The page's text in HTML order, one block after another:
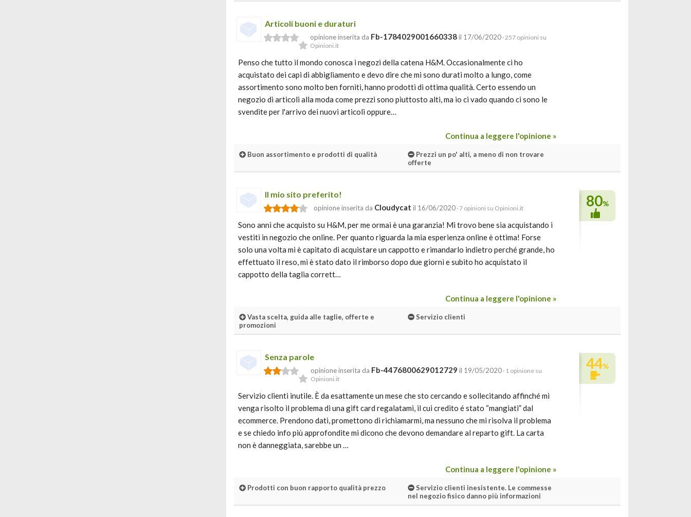
Articoli buoni e duraturi
opinione inserita da Fb-1784029001660338il 17/06/2020· 257 opinioni su
Opinioni.it
Penso che tutto il mondo conosca i negozi della catena H&M. Occasionalmente ci ho
acquistato dei capi di abbigliamento e devo dire che mi sono durati molto a lungo, come
assortimento sono molto ben forniti, hanno prodotti di ottima qualità. Certo essendo un
negozio di articoli alla moda come prezzi sono piuttosto alti, ma io ci vado quando ci sono le
svendite per l'arrivo dei nuovi articoli oppure…
Continua a leggere l'opinione »
Buon assortimento e prodotti di qualità
Prezzi un po' alti, a meno di non trovare
offerte
Il mio sito preferito!
opinione inserita da Cloudycat il 16/06/2020 · 7 opinioni su Opinioni.it
Sono anni che acquisto su H&M, per me ormai è una garanzia! Mi trovo bene sia acquistando i
vestiti in negozio che online. Per quanto riguarda la mia esperienza online è ottima! Forse
solo una volta mi è capitato di acquistare un cappotto e rimandarlo indietro perché grande, ho
effettuato il reso, mi è stato dato il rimborso dopo due giorni e subito ho acquistato il
cappotto della taglia corrett…
Continua a leggere l'opinione »
80%
Vasta scelta, guida alle taglie, offerte e
promozioni
Servizio clienti
Senza parole
opinione inserita da Fb-4476800629012729 il 19/05/2020 · 1 opinione su
Opinioni.it
Servizio clienti inutile. È da esattamente un mese che sto cercando e sollecitando affinché mi
venga risolto il problema di una gift card regalatami, il cui credito é stato “mangiati” dal
ecommerce. Prendono dati, promettono di richiamarmi, ma nessuno che mi risolva il problema
e se chiedo info più approfondite mi dicono che devono demandare al reparto gift. La carta
non è danneggiata, sarebbe un …
Continua a leggere l'opinione »
44%
Prodotti con buon rapporto qualità prezzo
Servizio clienti inesistente. Le commesse
nel negozio fisico danno più informazioni